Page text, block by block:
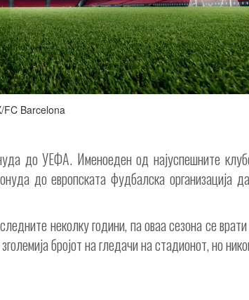
FC Barcelona
до УЕФА. Именоеден од најуспешните
до европската фудбалска организација
неколку години, па оваа сезона се
бројот на гледачи на стадионот, но